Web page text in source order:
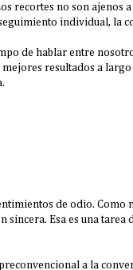
recortes no son ajenos
individual, la
de hablar entre
resultados a largo
de odio. Como
sincera. Esa es una
a la